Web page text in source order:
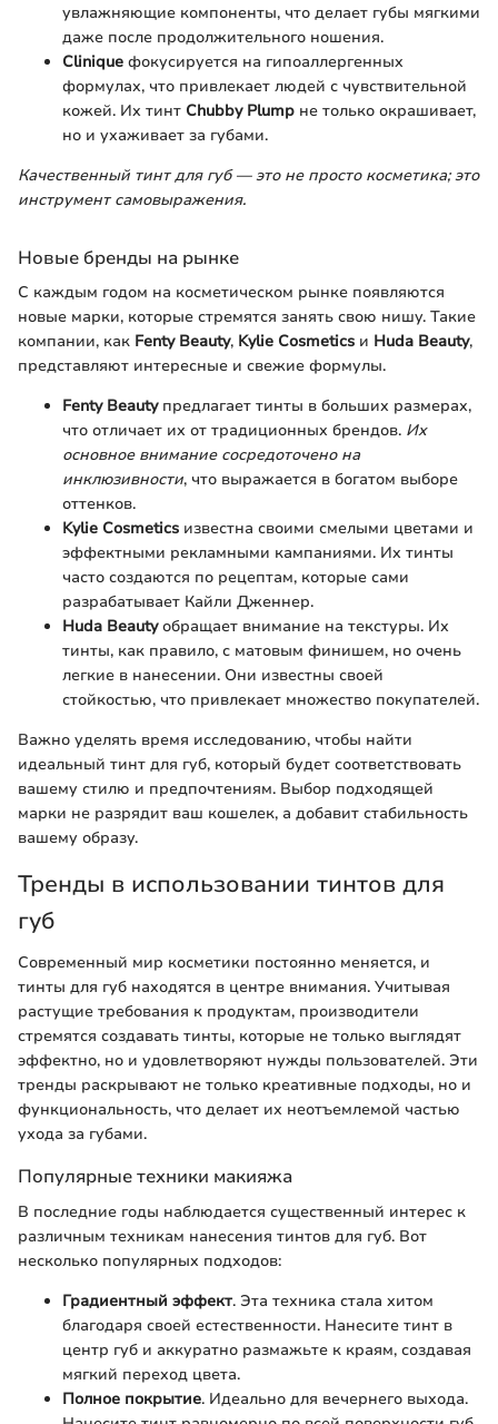
увлажняющие компоненты, что делает губы мягкими
даже после продолжительного ношения.
Clinique фокусируется на гипоаллергенных
формулах, что привлекает людей с чувствительной
кожей. Их тинт Chubby Plump не только окрашивает,
но и ухаживает за губами.
Качественный тинт для губ — это не просто косметика; это
инструмент самовыражения.
Новые бренды на рынке
С каждым годом на косметическом рынке появляются
новые марки, которые стремятся занять свою нишу. Такие
компании, как Fenty Beauty, Kylie Cosmetics и Huda Beauty,
представляют интересные и свежие формулы.
Fenty Beautyпредлагает тинты в больших размерах,
что отличает их от традиционных брендов. Их
основное внимание сосредоточено на
инклюзивности, что выражается в богатом выборе
оттенков.
Kylie Cosmetics известна своими смелыми цветами и
эффектными рекламными кампаниями. Их тинты
часто создаются по рецептам, которые сами
разрабатывает Кайли Дженнер.
Huda Beautyобращает внимание на текстуры. Их
тинты, как правило, с матовым финишем, но очень
легкие в нанесении. Они известны своей
стойкостью, что привлекает множество покупателей.
Важно уделять время исследованию, чтобы найти
идеальный тинт для губ, который будет соответствовать
вашему стилю и предпочтениям. Выбор подходящей
марки не разрядит ваш кошелек, а добавит стабильность
вашему образу.
Тренды в использовании тинтов для
губ
Современный мир косметики постоянно меняется, и
тинты для губ находятся в центре внимания. Учитывая
растущие требования к продуктам, производители
стремятся создавать тинты, которые не только выглядят
эффектно, но и удовлетворяют нужды пользователей. Эти
тренды раскрывают не только креативные подходы, но и
функциональность, что делает их неотъемлемой частью
ухода за губами.
Популярные техники макияжа
В последние годы наблюдается существенный интерес к
различным техникам нанесения тинтов для губ. Вот
несколько популярных подходов:
Градиентный эффект. Эта техника стала хитом
благодаря своей естественности. Нанесите тинт в
центр губ и аккуратно размажьте к краям, создавая
мягкий переход цвета.
Полное покрытие. Идеально для вечернего выхода.